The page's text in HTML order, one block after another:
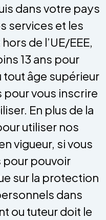
dans votre pays
services et les
de l’UE/EEE,
13 ans pour
tout âge supérieur
pour vous inscrire
En plus de la
utiliser nos
vigueur, si vous
pour pouvoir
sur la protection
dans
ou tuteur doit le